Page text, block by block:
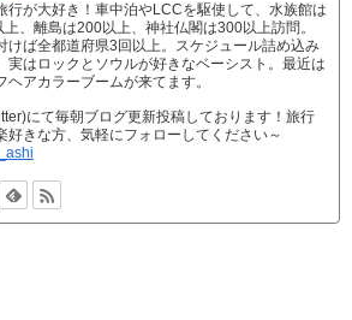
行が大好き！車中泊やLCCを駆使して、水族館は
上、離島は200以上、神社仏閣は300以上訪問。
けば全都道府県3回以上。スケジュール詰め込み
実はロックとソウルが好きなベーシスト。最近は
ヘアカラーブームが来てます。
にて毎朝ブログ更新投稿しております！旅行
好きな方、気軽にフォローしてください～